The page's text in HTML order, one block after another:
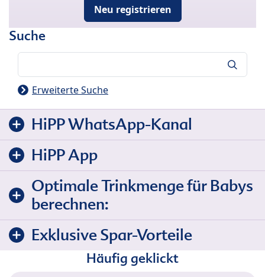
Neu registrieren
Suche
Erweiterte Suche
HiPP WhatsApp-Kanal
HiPP App
Optimale Trinkmenge für Babys
berechnen:
Exklusive Spar-Vorteile
Häufig geklickt